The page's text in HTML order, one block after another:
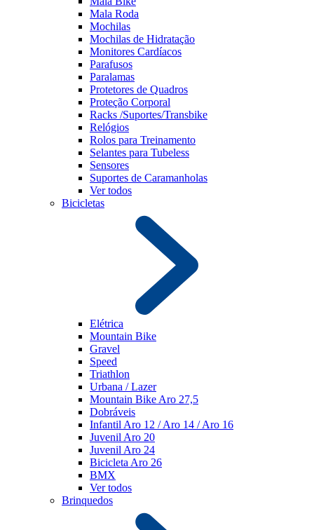
Mala Roda
Mochilas
Mochilas de Hidratação
Monitores Cardíacos
Parafusos
Paralamas
Protetores de Quadros
Proteção Corporal
Racks /Suportes/Transbike
Relógios
Rolos para Treinamento
Selantes para Tubeless
Sensores
Suportes de Caramanholas
Ver todos
Bicicletas
Elétrica
Mountain Bike
Gravel
Speed
Triathlon
Urbana / Lazer
Mountain Bike Aro 27,5
Dobráveis
Infantil Aro 12 / Aro 14 / Aro 16
Juvenil Aro 20
Juvenil Aro 24
Bicicleta Aro 26
BMX
Ver todos
Brinquedos